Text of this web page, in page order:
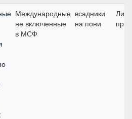
Международные
не включенные
в МСФ
всадники
на пони